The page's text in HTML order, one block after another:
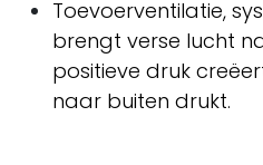
Toevoerventilatie,
brengt verse lucht
positieve druk
naar buiten drukt.